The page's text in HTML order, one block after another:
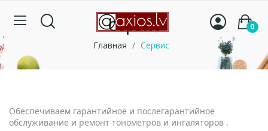
0
Сервис
Главная Сервис
Обеспечиваем гарантийное и послегарантийное
обслуживание и ремонт тонометров и ингаляторов .